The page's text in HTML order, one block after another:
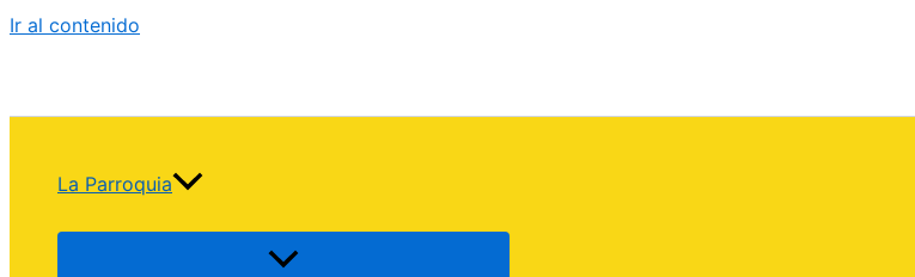
Ir al contenido
La Parroquia